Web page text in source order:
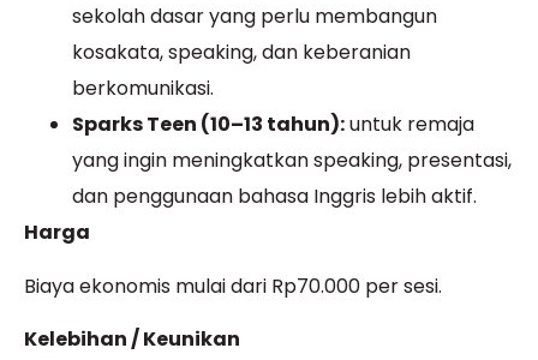
sekolah dasar yang perlu membangun
kosakata, speaking, dan keberanian
berkomunikasi.
Sparks Teen (10–13 tahun):untuk remaja
yang ingin meningkatkan speaking, presentasi,
dan penggunaan bahasa Inggris lebih aktif.
Harga
Biaya ekonomis mulai dari Rp70.000 per sesi.
Kelebihan / Keunikan